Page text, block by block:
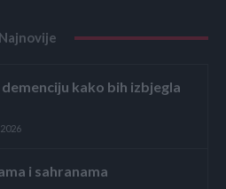
Najnovije
kako bih izbjegla
i sahranama